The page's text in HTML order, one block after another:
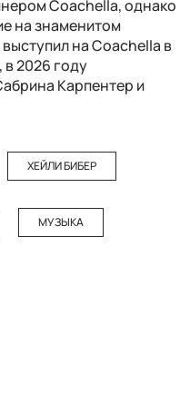
Coachella, однако
на знаменитом
на Coachella в
2026 году
Карпентер и
ХЕЙЛИ БИБЕР
МУЗЫКА